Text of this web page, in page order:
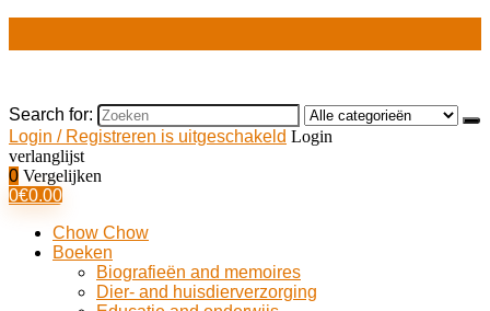
Search for:
Login / Registreren is uitgeschakeld Login
verlanglijst
0 Vergelijken
0€0.00
Chow Chow
Boeken
Biografieën and memoires
Dier- and huisdierverzorging